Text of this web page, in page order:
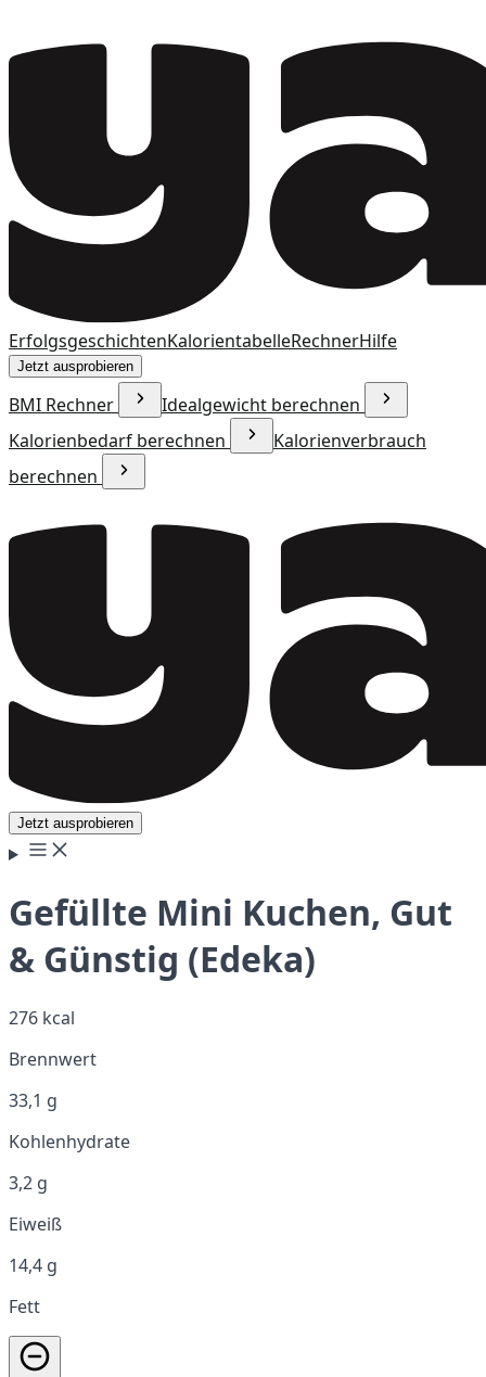
ErfolgsgeschichtenKalorientabelleRechnerHilfe
Jetzt ausprobieren
BMI Rechner
Idealgewicht berechnen
Kalorienbedarf berechnen
Kalorienverbrauch
berechnen
Jetzt ausprobieren
Gefüllte Mini Kuchen, Gut
& Günstig (Edeka)
276 kcal
Brennwert
33,1 g
Kohlenhydrate
3,2 g
Eiweiß
14,4 g
Fett